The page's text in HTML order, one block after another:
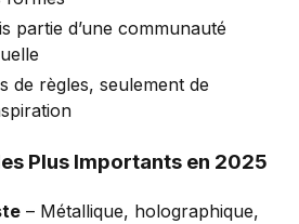
partie d’une communauté
de règles, seulement de
Plus Importants en 2025
– Métallique, holographique,